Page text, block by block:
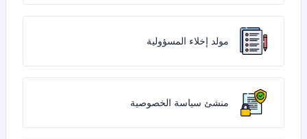
مولد إخلاء المسؤولية
منشئ سياسة الخصوصية